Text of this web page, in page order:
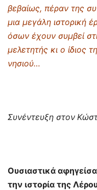
βεβαίως, πέραν της
μια μεγάλη ιστορική
όσων έχουν συμβεί
μελετητής κι ο ίδιος
νησιού…
Συνέντευξη στον
Ουσιαστικά
την ιστορία της